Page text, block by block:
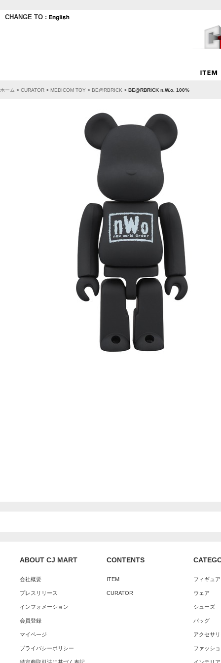
CHANGE TO :
ホーム > CURATOR > MEDICOM TOY > BE@RBRICK > BE@RBRICK n.W.o. 100%
ABOUT CJ MART
会社概要
プレスリリース
インフォメーション
会員登録
マイページ
プライバシーポリシー
CONTENTS
ITEM
CURATOR
フィギュ
ウェア
シューズ
バッグ
アクセサ
ファッシ